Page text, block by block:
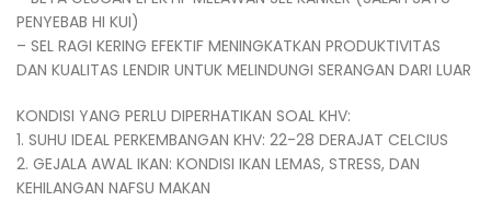
PENYEBAB HI KUI)
– SEL RAGI KERING EFEKTIF MENINGKATKAN PRODUKTIVITAS
DAN KUALITAS LENDIR UNTUK MELINDUNGI SERANGAN DARI LUAR
KONDISI YANG PERLU DIPERHATIKAN SOAL KHV:
1. SUHU IDEAL PERKEMBANGAN KHV: 22-28 DERAJAT CELCIUS
2. GEJALA AWAL IKAN: KONDISI IKAN LEMAS, STRESS, DAN
KEHILANGAN NAFSU MAKAN